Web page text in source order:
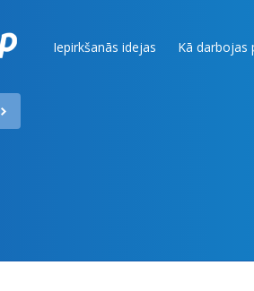
Iepirkšanās idejas Kā darbojas